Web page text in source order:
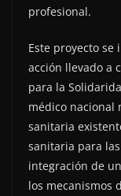
profesional.
Este proyecto
acción llevado a
para la
médico nacional
sanitaria
sanitaria para
integración de
los mecanismos